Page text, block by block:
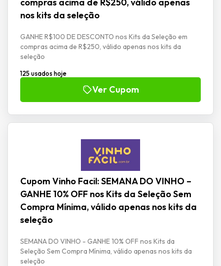
nos kits da seleção
GANHE R$100 DE DESCONTO nos Kits da Seleção em
compras acima de R$250, válido apenas nos kits da
seleção
125 usados hoje
Ver Cupom
Cupom Vinho Facil: SEMANA DO VINHO –
GANHE 10% OFF nos Kits da Seleção Sem
Compra Mínima, válido apenas nos kits da
seleção
SEMANA DO VINHO - GANHE 10% OFF nos Kits da
Seleção Sem Compra Mínima, válido apenas nos kits da
seleção